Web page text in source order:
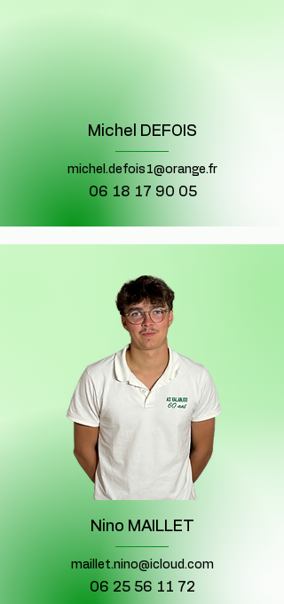
Michel DEFOIS
michel.defois1@orange.fr
06 18 17 90 05
Nino MAILLET
maillet.nino@icloud.com
06 25 56 11 72